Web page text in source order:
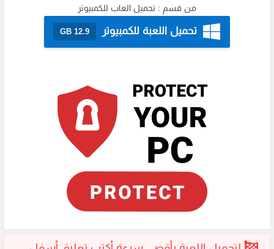
من قسم : تحميل العاب للكمبيوتر
تحميل اللعبة للكمبيوتر 12.9 GB